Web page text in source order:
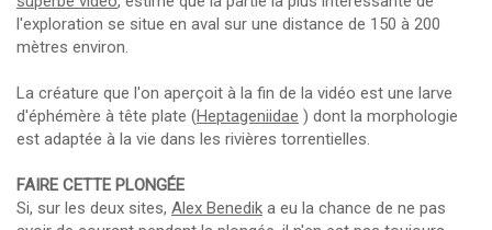
l'exploration se situe en aval sur une distance de 150 à 200
mètres environ.
La créature que l'on aperçoit à la fin de la vidéo est une larve
d'éphémère à tête plate (Heptageniidae ) dont la morphologie
est adaptée à la vie dans les rivières torrentielles.
FAIRE CETTE PLONGÉE
Si, sur les deux sites, Alex Benedik a eu la chance de ne pas